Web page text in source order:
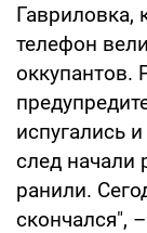
Гавриловка,
телефон
оккупантов.
испугались
след начали
ранили.
скончался",